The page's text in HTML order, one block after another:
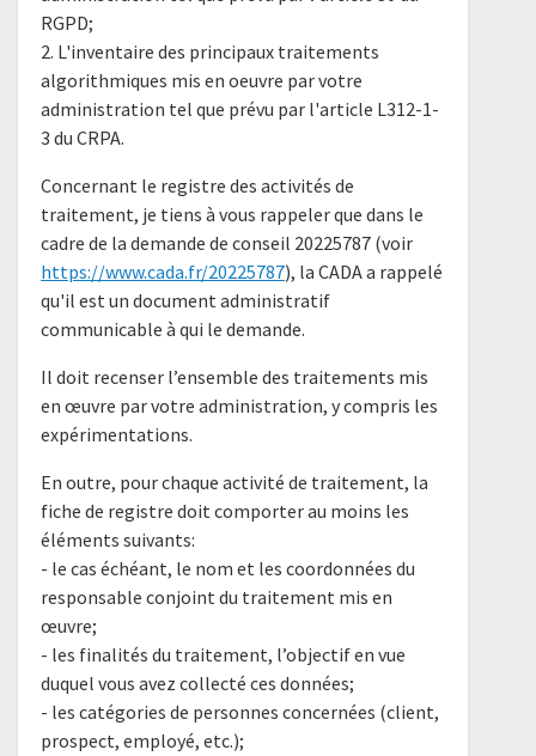
RGPD;
2. L'inventaire des principaux traitements
algorithmiques mis en oeuvre par votre
administration tel que prévu par l'article L312-1-
3 du CRPA.
Concernant le registre des activités de
traitement, je tiens à vous rappeler que dans le
cadre de la demande de conseil 20225787 (voir
https://www.cada.fr/20225787), la CADA a rappelé
qu'il est un document administratif
communicable à qui le demande.
Il doit recenser l’ensemble des traitements mis
en œuvre par votre administration, y compris les
expérimentations.
En outre, pour chaque activité de traitement, la
fiche de registre doit comporter au moins les
éléments suivants:
- le cas échéant, le nom et les coordonnées du
responsable conjoint du traitement mis en
œuvre;
- les finalités du traitement, l’objectif en vue
duquel vous avez collecté ces données;
- les catégories de personnes concernées (client,
prospect, employé, etc.);